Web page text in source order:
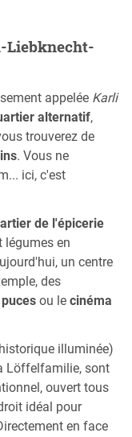
appelée Karli
alternatif,
trouverez de
. Vous ne
ici, c'est
de l'épicerie
légumes en
un centre
des
ou le cinéma
illuminée)
Löffelfamilie, sont
ouvert tous
idéal pour
en face